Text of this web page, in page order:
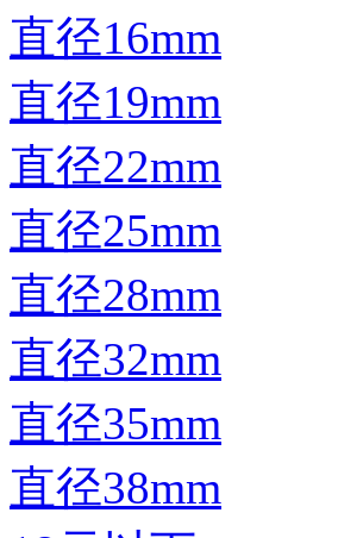
直径16mm
直径19mm
直径22mm
直径25mm
直径28mm
直径32mm
直径35mm
直径38mm